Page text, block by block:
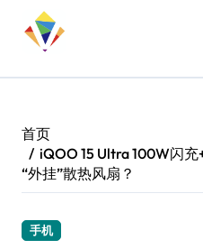
首页
iQOO 15 Ultra 100W闪
“外挂”散热风扇？
手机